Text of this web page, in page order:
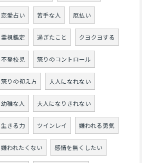
恋愛占い 苦手な人 厄払い
霊視鑑定 過ぎたこと クヨクヨする
不登校児 怒りのコントロール
怒りの抑え方 大人になれない
幼稚な人 大人になりきれない
生きる力 ツインレイ 嫌われる勇気
嫌われたくない 感情を無くしたい